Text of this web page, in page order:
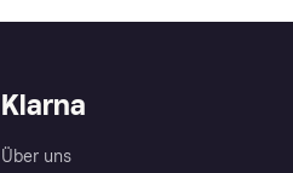
Klarna
Über uns